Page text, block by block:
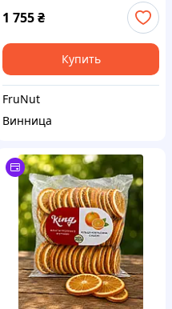
1 755₴
Купить
FruNut
Винница